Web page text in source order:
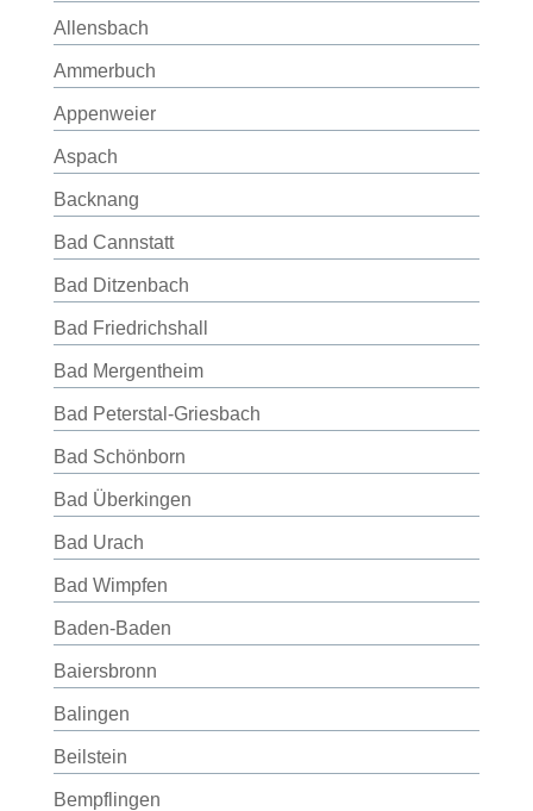
Allensbach
Ammerbuch
Appenweier
Aspach
Backnang
Bad Cannstatt
Bad Ditzenbach
Bad Friedrichshall
Bad Mergentheim
Bad Peterstal-Griesbach
Bad Schönborn
Bad Überkingen
Bad Urach
Bad Wimpfen
Baden-Baden
Baiersbronn
Balingen
Beilstein
Bempflingen